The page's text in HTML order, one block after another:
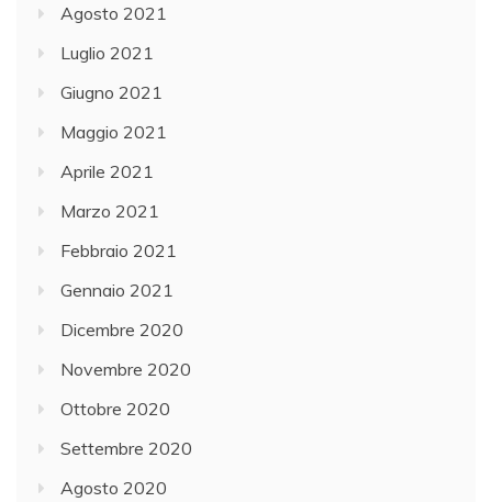
Agosto 2021
Luglio 2021
Giugno 2021
Maggio 2021
Aprile 2021
Marzo 2021
Febbraio 2021
Gennaio 2021
Dicembre 2020
Novembre 2020
Ottobre 2020
Settembre 2020
Agosto 2020